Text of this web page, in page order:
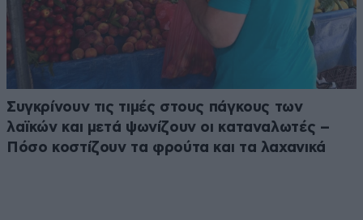
Συγκρίνουν τις τιμές στους πάγκους των
λαϊκών και μετά ψωνίζουν οι καταναλωτές –
Πόσο κοστίζουν τα φρούτα και τα λαχανικά